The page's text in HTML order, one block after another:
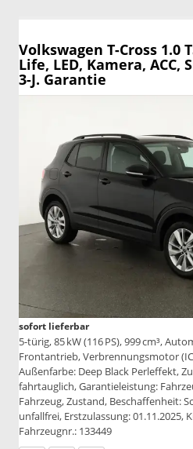
Volkswagen T-Cross 1.0
Life, LED, Kamera, ACC,
3-J. Garantie
sofort lieferbar
5-türig, 85 kW (116 PS), 999 cm³,
Frontantrieb, Verbrennungsmotor
Außenfarbe: Deep Black Perleffekt,
fahrtauglich, Garantieleistung:
Fahrzeug, Zustand, Beschaffenheit:
unfallfrei, Erstzulassung: 01.11.2025,
Fahrzeugnr.: 133449